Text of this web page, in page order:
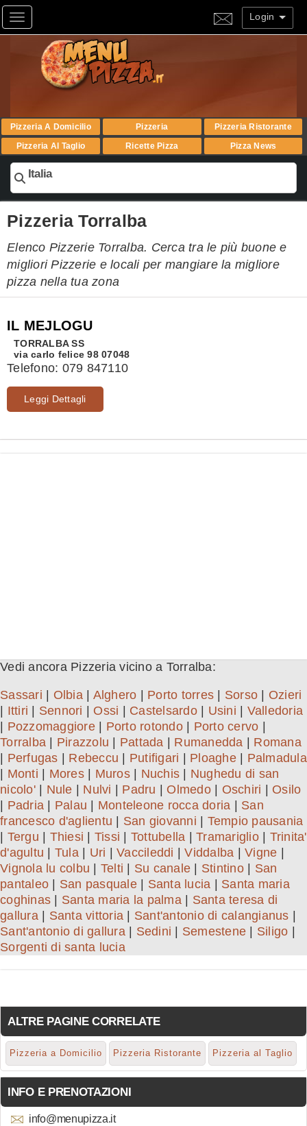
Toggle navigation Login
Pizzeria A Domicilio Pizzeria
Pizzeria Ristorante
Pizzeria Al Taglio
Ricette Pizza Pizza News
Italia
Pizzeria Torralba
Elenco Pizzerie Torralba. Cerca tra le più buone e
migliori Pizzerie e locali per mangiare la migliore
pizza nella tua zona
IL MEJLOGU
TORRALBA SS
via carlo felice 98 07048
Telefono: 079 847110
Leggi Dettagli
Vedi ancora Pizzeria vicino a Torralba:
Sassari Olbia| Alghero Porto torres Sorso
Ozieri
Ittiri Sennori Ossi Castelsardo| Usini
Valledoria
Pozzomaggiore| Porto rotondo| Porto cervo
Torralba
Pirazzolu Pattada Rumanedda
Romana
Perfugas Rebeccu Putifigari Ploaghe| Palmadula
Monti Mores| Muros| Nuchis
Nughedu di san
nicolo'| Nule Nulvi Padru Olmedo| Oschiri
Osilo
Padria Palau Monteleone rocca doria
San
francesco d'aglientu
San giovanni
Tempio pausania
Tergu Thiesi Tissi Tottubella Tramariglio| Trinita'
d'agultu
Tula| Uri Vaccileddi |Viddalba Vigne
Vignola lu colbu
Telti Su canale Stintino| San
pantaleo
San pasquale| Santa lucia
Santa maria
coghinas
Santa maria la palma| Santa teresa di
gallura| Santa vittoria Sant'antonio di calangianus
Sant'antonio di gallura| Sedini Semestene Siligo
Sorgenti di santa lucia
ALTRE PAGINE CORRELATE
Pizzeria a Domicilio Pizzeria Ristorante Pizzeria al Taglio
INFO E PRENOTAZIONI
info@menupizza.it